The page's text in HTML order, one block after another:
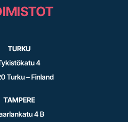
TURKU
4
Turku – Finland
TAMPERE
4 B